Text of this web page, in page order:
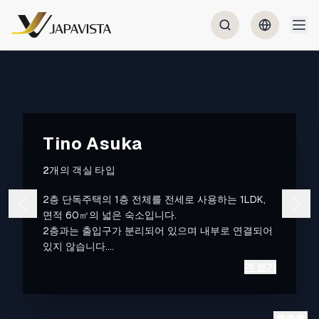
Tino Asuka
2개의 객실 타입
2층 단독주택의 1층 전체를 전세로 사용하는 1LDK,
면적 60㎡의 넓은 숙소입니다.
2층과는 출입구가 분리되어 있으며 내부로 연결되어
있지 않습니다.
텐가차야역(Tengachaya Station)에서 도보 4분입니
다. 인근에는 오사카 시에서 유일한 노면전차인 한카